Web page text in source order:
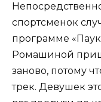
спортсменок
программе
Ромашиной
заново, потому
трек. Девушек